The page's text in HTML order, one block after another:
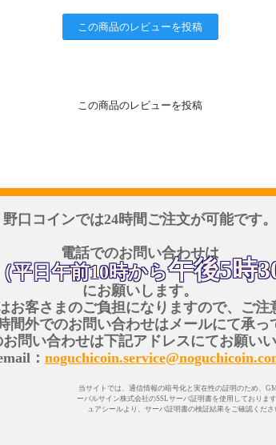
この商品のレビューを投稿
この商品のレビューを投稿
野口コインでは24時間ご注文が可能です。
電話でのお問い合わせは
（平日午前10時から午後5時
にお願いします。
お客さまのご負担になりますので、ご注
間外でのお問い合わせはメールにて承っ
問い合わせは下記アドレスにてお願いい
：
当サイトでは、通信情報の暗号化と実在性の証明のため、
ーバルサイン株式会社のSSLサーバ証明書を使用しておりま
ュアシールより、サーバ証明書の検証結果をご確認くださ